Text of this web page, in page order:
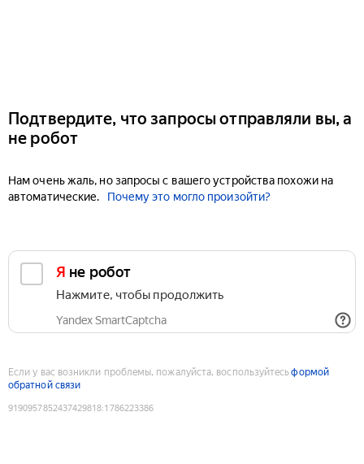
Подтвердите, что запросы отправляли вы, а
не робот
Нам очень жаль, но запросы с вашего устройства похожи на
автоматические.
Почему это могло произойти?
Я не робот
Нажмите, чтобы продолжить
Yandex SmartCaptcha
Если у вас возникли проблемы, пожалуйста, воспользуйтесьформой
обратной связи
9190957852437429818:1786223386